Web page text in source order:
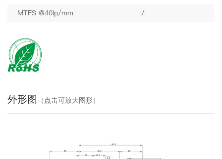
MTFS @40lp/mm /
外形图 （点击可放大图形）